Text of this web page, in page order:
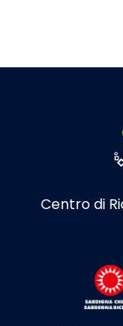
Centro di